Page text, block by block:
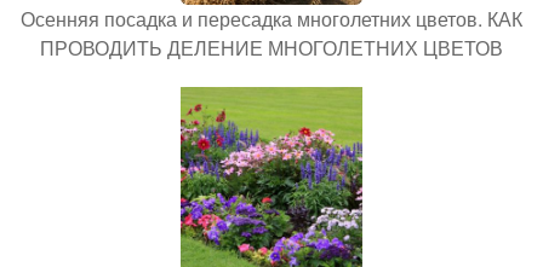
Осенняя посадка и пересадка многолетних цветов. КАК
ПРОВОДИТЬ ДЕЛЕНИЕ МНОГОЛЕТНИХ ЦВЕТОВ